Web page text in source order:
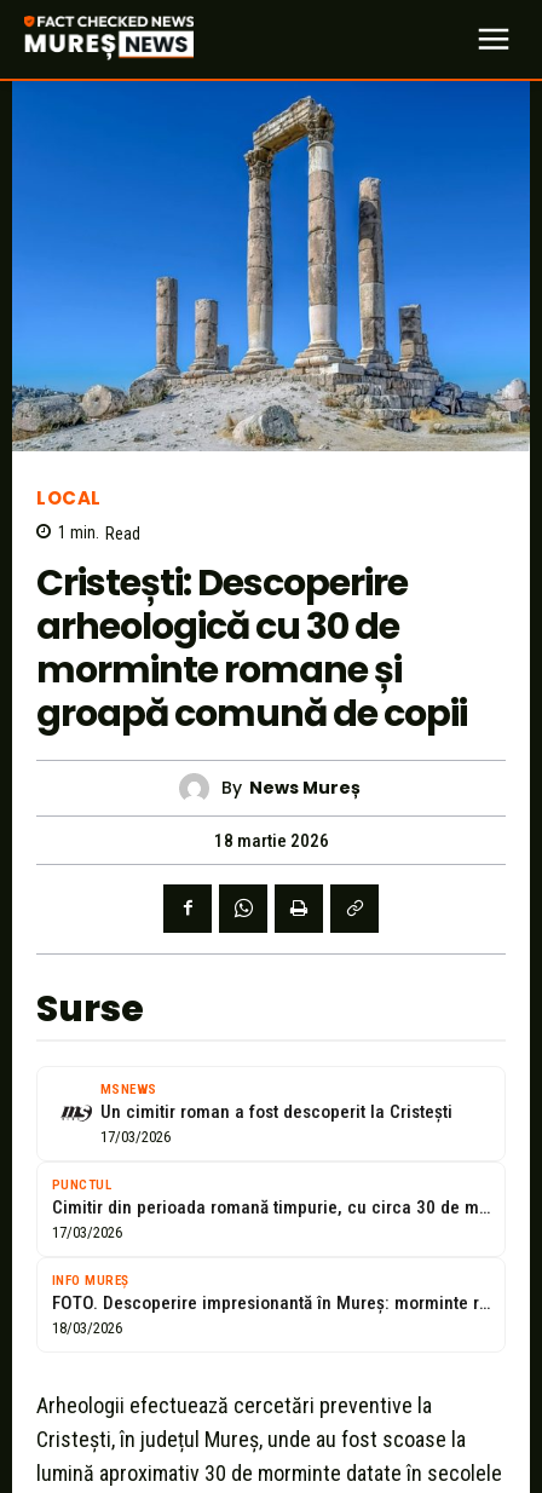
LOCAL
1 min. Read
Cristești: Descoperire
arheologică cu 30 de
morminte romane și
groapă comună de copii
By News Mureș
18 martie 2026
Surse
MSNEWS
Un cimitir roman a fost descoperit la Cristești
17/03/2026
PUNCTUL
Cimitir din perioada romană timpurie, cu circa 30 de morminte şi o...
17/03/2026
INFO MUREȘ
FOTO. Descoperire impresionantă în Mureș: morminte romane și urmele unei tragedii uitate!
18/03/2026
Arheologii efectuează cercetări preventive la
Cristești, în județul Mureș, unde au fost scoase la
lumină aproximativ 30 de morminte datate în secolele